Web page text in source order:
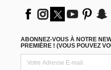
ABONNEZ-VOUS À NOTRE
PREMIÈRE ! (VOUS POUVEZ